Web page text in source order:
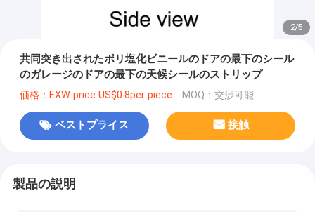
2/5
共同突き出されたポリ塩化ビニールのドアの最下のシール
のガレージのドアの最下の天候シールのストリップ
価格：EXW price US$0.8per piece MOQ：交渉可能
ベストプライス 接触
製品の説明